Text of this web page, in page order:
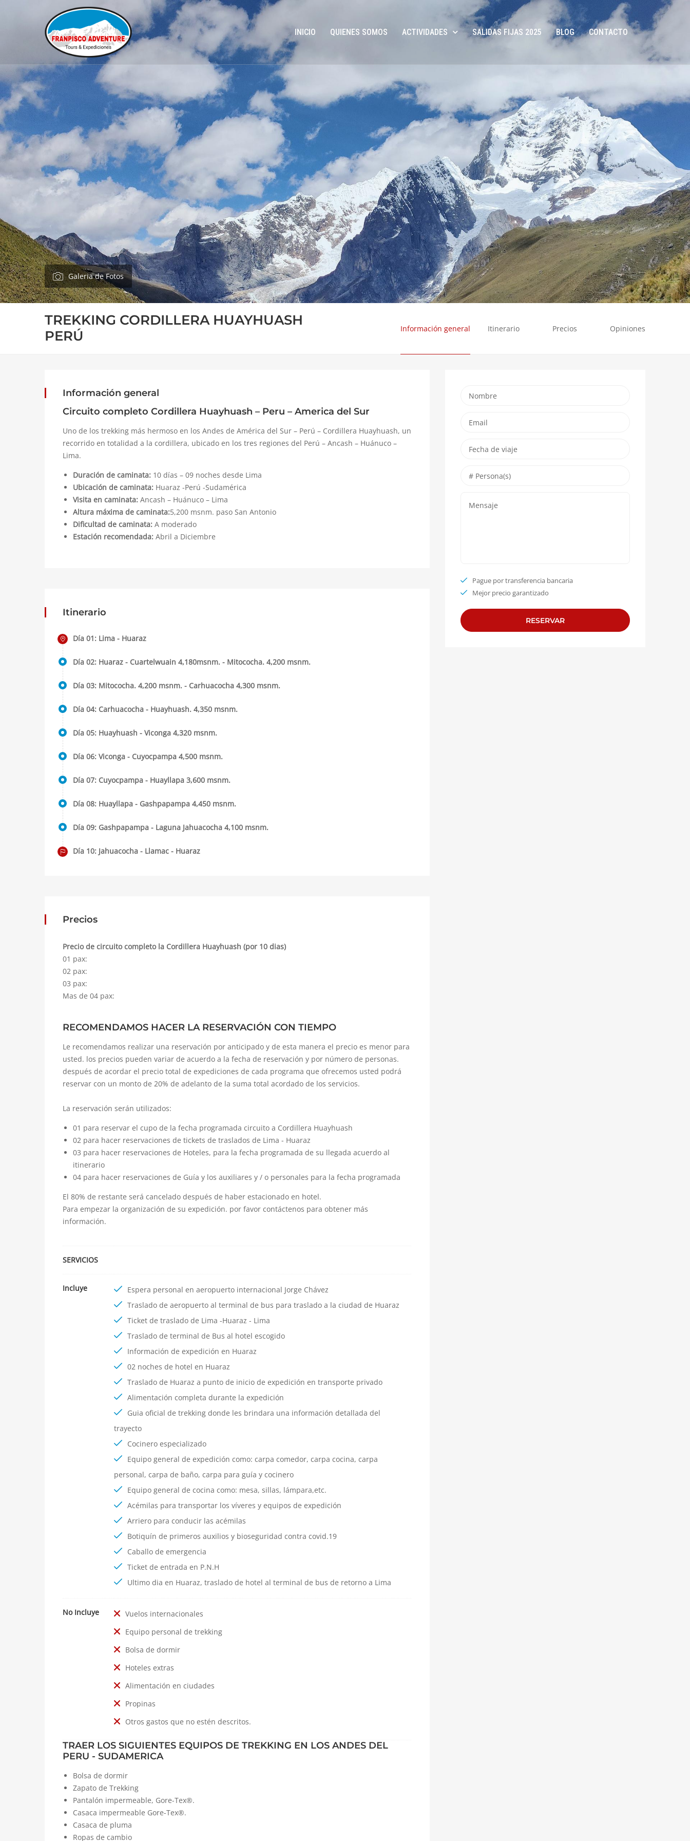
INICIO QUIENES SOMOS ACTIVIDADES SALIDAS FIJAS 2025 BLOG CONTACTO
Galeria de Fotos
TREKKING CORDILLERA HUAYHUASH
PERÚ
Información general Itinerario Precios Opiniones
Información general
Circuito completo Cordillera Huayhuash – Peru – America del Sur
Uno de los trekking más hermoso en los Andes de América del Sur – Perú – Cordillera Huayhuash, un
recorrido en totalidad a la cordillera, ubicado en los tres regiones del Perú – Ancash – Huánuco –
Lima.
Duración de caminata: 10 días – 09 noches desde Lima
Ubicación de caminata: Huaraz -Perú -Sudamérica
Visita en caminata: Ancash – Huánuco – Lima
Altura máxima de caminata:5,200 msnm. paso San Antonio
Dificultad de caminata: A moderado
Estación recomendada: Abril a Diciembre
Itinerario
Día 01: Lima - Huaraz
Día 02: Huaraz - Cuartelwuain 4,180msnm. - Mitococha. 4,200 msnm.
Día 03: Mitococha. 4,200 msnm. - Carhuacocha 4,300 msnm.
Día 04: Carhuacocha - Huayhuash. 4,350 msnm.
Día 05: Huayhuash - Viconga 4,320 msnm.
Día 06: Viconga - Cuyocpampa 4,500 msnm.
Día 07: Cuyocpampa - Huayllapa 3,600 msnm.
Día 08: Huayllapa - Gashpapampa 4,450 msnm.
Día 09: Gashpapampa - Laguna Jahuacocha 4,100 msnm.
Día 10: Jahuacocha - Llamac - Huaraz
Precios
Precio de circuito completo la Cordillera Huayhuash (por 10 dias)
01 pax:
02 pax:
03 pax:
Mas de 04 pax:
RECOMENDAMOS HACER LA RESERVACIÓN CON TIEMPO
Le recomendamos realizar una reservación por anticipado y de esta manera el precio es menor para
usted. los precios pueden variar de acuerdo a la fecha de reservación y por número de personas.
después de acordar el precio total de expediciones de cada programa que ofrecemos usted podrá
reservar con un monto de 20% de adelanto de la suma total acordado de los servicios.
La reservación serán utilizados:
01 para reservar el cupo de la fecha programada circuito a Cordillera Huayhuash
02 para hacer reservaciones de tickets de traslados de Lima - Huaraz
03 para hacer reservaciones de Hoteles, para la fecha programada de su llegada acuerdo al
itinerario
04 para hacer reservaciones de Guía y los auxiliares y / o personales para la fecha programada
El 80% de restante será cancelado después de haber estacionado en hotel.
Para empezar la organización de su expedición. por favor contáctenos para obtener más
información.
SERVICIOS
Incluye
Espera personal en aeropuerto internacional Jorge Chávez
Traslado de aeropuerto al terminal de bus para traslado a la ciudad de Huaraz
Ticket de traslado de Lima -Huaraz - Lima
Traslado de terminal de Bus al hotel escogido
Información de expedición en Huaraz
02 noches de hotel en Huaraz
Traslado de Huaraz a punto de inicio de expedición en transporte privado
Alimentación completa durante la expedición
Guia oficial de trekking donde les brindara una información detallada del
trayecto
Cocinero especializado
Equipo general de expedición como: carpa comedor, carpa cocina, carpa
personal, carpa de baño, carpa para guía y cocinero
Equipo general de cocina como: mesa, sillas, lámpara,etc.
Acémilas para transportar los víveres y equipos de expedición
Arriero para conducir las acémilas
Botiquín de primeros auxilios y bioseguridad contra covid.19
Caballo de emergencia
Ticket de entrada en P.N.H
Ultimo dia en Huaraz, traslado de hotel al terminal de bus de retorno a Lima
No Incluye
Vuelos internacionales
Equipo personal de trekking
Bolsa de dormir
Hoteles extras
Alimentación en ciudades
Propinas
Otros gastos que no estén descritos.
TRAER LOS SIGUIENTES EQUIPOS DE TREKKING EN LOS ANDES DEL
PERU - SUDAMERICA
Bolsa de dormir
Zapato de Trekking
Pantalón impermeable, Gore-Tex®.
Casaca impermeable Gore-Tex®.
Casaca de pluma
Ropas de cambio
Pague por transferencia bancaria
Mejor precio garantizado